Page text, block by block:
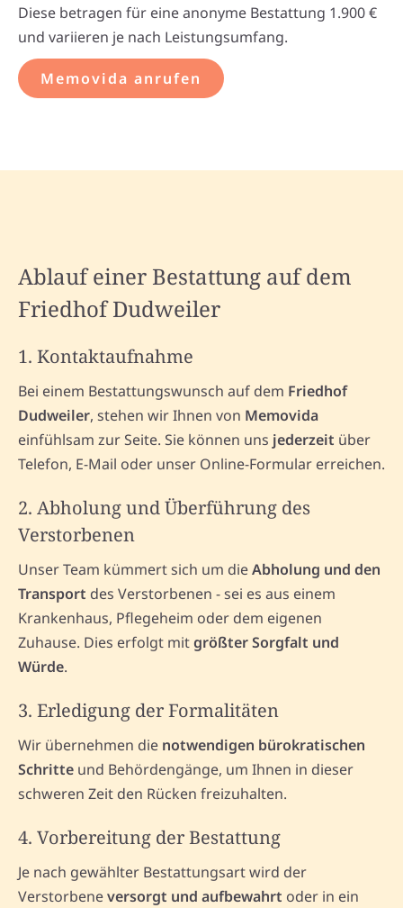
Diese betragen für eine anonyme Bestattung 1.900 €
und variieren je nach Leistungsumfang.
Memovida anrufen
Ablauf einer Bestattung auf dem
Friedhof Dudweiler
1. Kontaktaufnahme
Bei einem Bestattungswunsch auf dem Friedhof
Dudweiler, stehen wir Ihnen von Memovida
einfühlsam zur Seite. Sie können uns jederzeit über
Telefon, E-Mail oder unser Online-Formular erreichen.
2. Abholung und Überführung des
Verstorbenen
Unser Team kümmert sich um dieAbholung und den
Transport des Verstorbenen - sei es aus einem
Krankenhaus, Pflegeheim oder dem eigenen
Zuhause. Dies erfolgt mitgrößter Sorgfalt und
Würde.
3. Erledigung der Formalitäten
Wir übernehmen die notwendigen bürokratischen
Schritte und Behördengänge, um Ihnen in dieser
schweren Zeit den Rücken freizuhalten.
4. Vorbereitung der Bestattung
Je nach gewählter Bestattungsart wird der
Verstorbeneversorgt und aufbewahrt oder in ein